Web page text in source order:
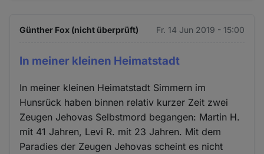
Günther Fox (nicht überprüft) Fr. 14 Jun 2019 - 15:00
In meiner kleinen Heimatstadt
In meiner kleinen Heimatstadt Simmern im
Hunsrück haben binnen relativ kurzer Zeit zwei
Zeugen Jehovas Selbstmord begangen: Martin H.
mit 41 Jahren, Levi R. mit 23 Jahren. Mit dem
Paradies der Zeugen Jehovas scheint es nicht